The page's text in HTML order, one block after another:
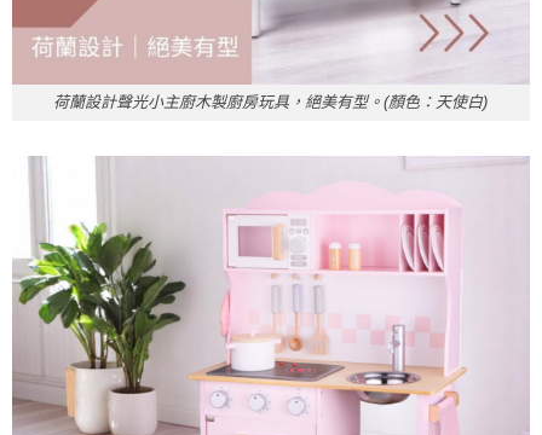
荷蘭設計聲光小主廚木製廚房玩具，絕美有型。(顏色：天使白)